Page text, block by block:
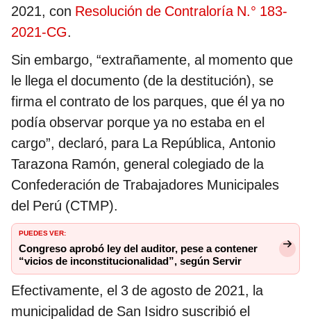
2021, con Resolución de Contraloría N.° 183-
2021-CG.
Sin embargo, “extrañamente, al momento que
le llega el documento (de la destitución), se
firma el contrato de los parques, que él ya no
podía observar porque ya no estaba en el
cargo”, declaró, para La República, Antonio
Tarazona Ramón, general colegiado de la
Confederación de Trabajadores Municipales
del Perú (CTMP).
PUEDES VER:
Congreso aprobó ley del auditor, pese a contener
“vicios de inconstitucionalidad”, según Servir
Efectivamente, el 3 de agosto de 2021, la
municipalidad de San Isidro suscribió el